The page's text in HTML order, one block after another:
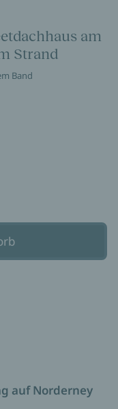
am
Strand
Band
auf Norderney